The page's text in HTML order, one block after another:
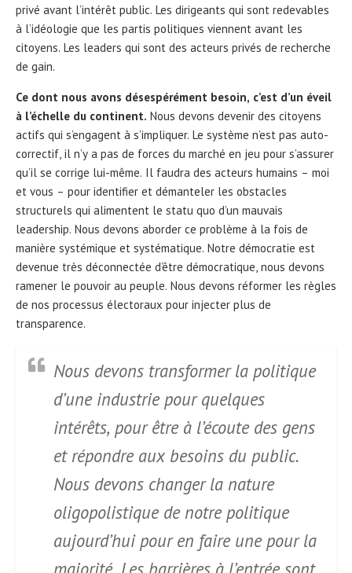
privé avant l’intérêt public. Les dirigeants qui sont redevables
à l’idéologie que les partis politiques viennent avant les
citoyens. Les leaders qui sont des acteurs privés de recherche
de gain.
Ce dont nous avons désespérément besoin, c’est d’un éveil
à l’échelle du continent. Nous devons devenir des citoyens
actifs qui s’engagent à s’impliquer. Le système n’est pas auto-
correctif, il n’y a pas de forces du marché en jeu pour s’assurer
qu’il se corrige lui-même. Il faudra des acteurs humains – moi
et vous – pour identifier et démanteler les obstacles
structurels qui alimentent le statu quo d’un mauvais
leadership. Nous devons aborder ce problème à la fois de
manière systémique et systématique. Notre démocratie est
devenue très déconnectée d’être démocratique, nous devons
ramener le pouvoir au peuple. Nous devons réformer les règles
de nos processus électoraux pour injecter plus de
transparence.
Nous devons transformer la politique
d’une industrie pour quelques
intérêts, pour être à l’écoute des gens
et répondre aux besoins du public.
Nous devons changer la nature
oligopolistique de notre politique
aujourd’hui pour en faire une pour la